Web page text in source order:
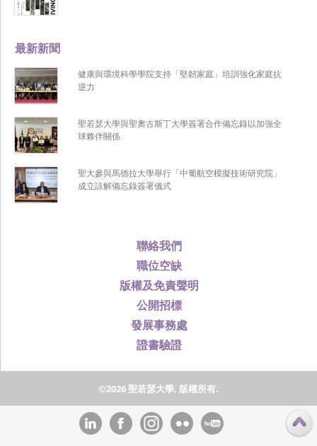
聯絡我們
職位空缺
版權及免責聲明
公開招標
發展事務處
證書驗證
最新新聞
健康與環境科學學院支持「堅韌家庭」培訓強化家庭抗
逆力
聖若瑟大學與聖奧古斯丁大學簽署合作備忘錄以加強全
球夥伴關係
聖大參與馬德拉大學舉行「中葡航空模擬技術研究院」
成立諒解備忘錄簽署儀式
©2026 聖若瑟大學, 版權所有.